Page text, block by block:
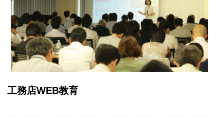
工務店WEB教育